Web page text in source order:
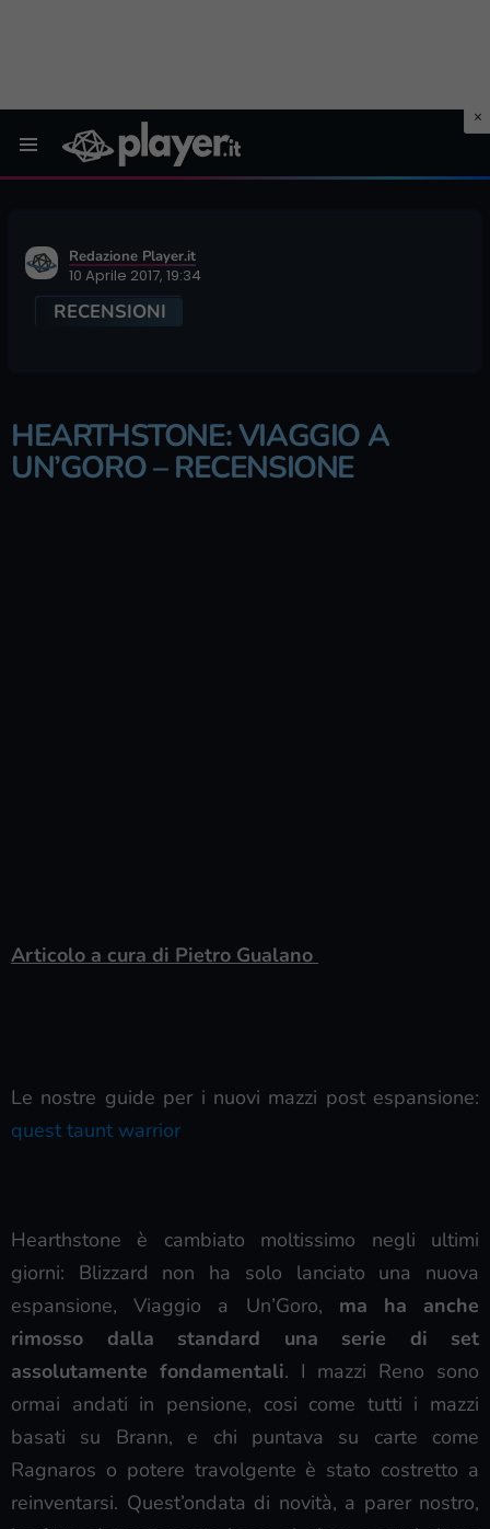
Redazione Player.it
10 Aprile 2017, 19:34
RECENSIONI
HEARTHSTONE: VIAGGIO A
UN’GORO – RECENSIONE
Articolo a cura di Pietro Gualano
Le nostre guide per i nuovi mazzi post espansione:
quest taunt warrior
Hearthstone è cambiato moltissimo negli ultimi
giorni: Blizzard non ha solo lanciato una nuova
espansione, Viaggio a Un’Goro, ma ha anche
rimosso dalla standard una serie di set
assolutamente fondamentali. I mazzi Reno sono
ormai andati in pensione, cosi come tutti i mazzi
basati su Brann, e chi puntava su carte come
Ragnaros o potere travolgente è stato costretto a
reinventarsi. Quest’ondata di novità, a parer nostro,